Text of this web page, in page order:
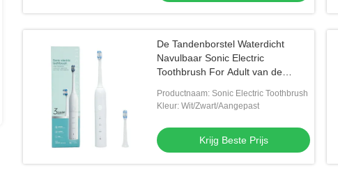
Nieuw Volwassen wittend Anti Microbieel
vrij de tandpastafluoride van het
Krijg Beste Prijs
Beste kwaliteitsvolwassene die
Refeshens-Privé merk van de fluoride
Krijg Beste Prijs
De Tandenborstel Waterdicht
Navulbaar Sonic Electric
Toothbrush For Adult van de
Productnaam: Sonic Electric Toothbrush
Kleur: Wit/Zwart/Aangepast
Krijg Beste Prijs